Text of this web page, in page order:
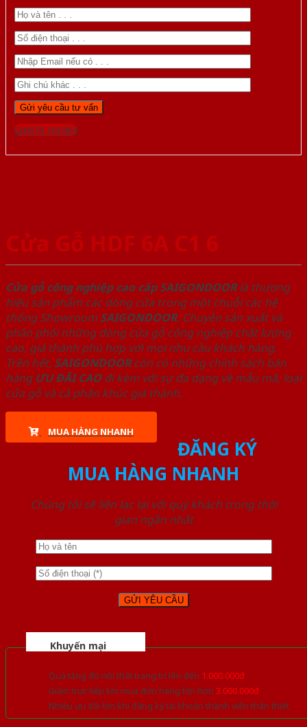
Gọi 0976.169.864
Cửa Gỗ HDF 6A C1 6
Cửa gỗ công nghiệp cao cấp SAIGONDOORlà thương
hiệu sản phẩm các dòng cửa trong một chuỗi các hệ
thống Showroom SAIGONDOOR. Chuyên sản xuất và
phân phối những dòng cửa gỗ công nghiệp chất lượng
cao, giá thành phù hợp với mọi nhu cầu khách hàng.
Trên hết, SAIGONDOORcòn có những chính sách bán
hàng ƯU ĐÃI CAOđi kèm với sự đa dạng về mẫu mã, loại
cửa gỗ và cả phân khúc giá thành.
MUA HÀNG NHANH
ĐĂNG KÝ
MUA HÀNG NHANH
Chúng tôi sẽ liên lạc lại với quý khách trong thời
gian ngắn nhất
Khuyến mại
Quà tặng đồ nội thất trang trí lên đến 1.000.000đ
Giảm trực tiếp khi mua đơn hàng lớn hơn 3.000.000đ
Nhiều ưu đãi lớn khi đăng ký tài khoản thành viên thân thiết